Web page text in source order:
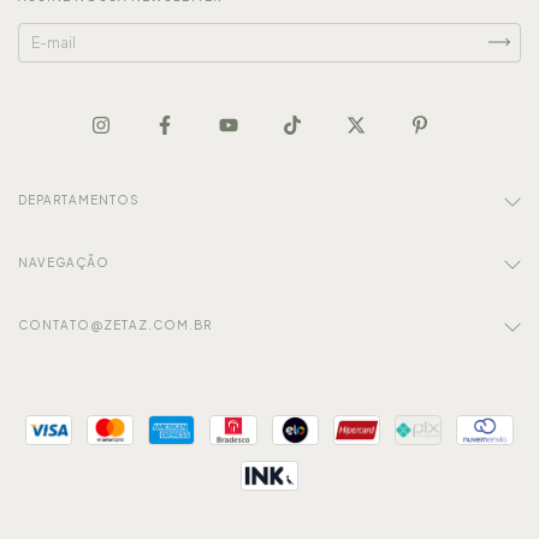
DEPARTAMENTOS
NAVEGAÇÃO
CONTATO@ZETAZ.COM.BR